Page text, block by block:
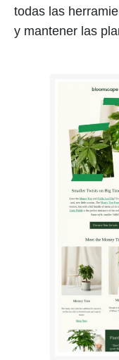
todas las
y mantener las